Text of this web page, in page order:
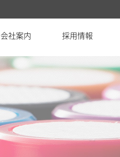
会社案内 採用情報